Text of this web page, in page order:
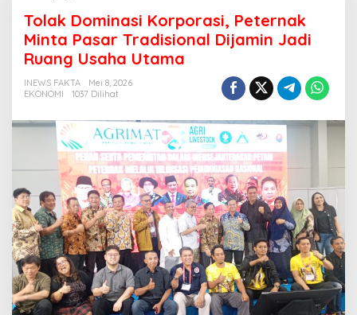
l
a
k
D
n
a
s
i
K
o
r
p
o
r
s
i
,
Tolak Dominasi Korporasi, Peternak
Minta Pasar Tradisional Dijamin Jadi
Ruang Usaha Utama
INEWS FAKTA
Mei 8, 2026
EKONOMI
1037 Dilihat